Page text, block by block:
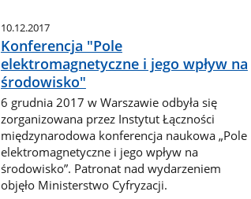
10.12.2017
Konferencja "Pole
elektromagnetyczne i jego wpływ na
środowisko"
6 grudnia 2017 w Warszawie odbyła się
zorganizowana przez Instytut Łączności
międzynarodowa konferencja naukowa „Pole
elektromagnetyczne i jego wpływ na
środowisko”. Patronat nad wydarzeniem
objęło Ministerstwo Cyfryzacji.